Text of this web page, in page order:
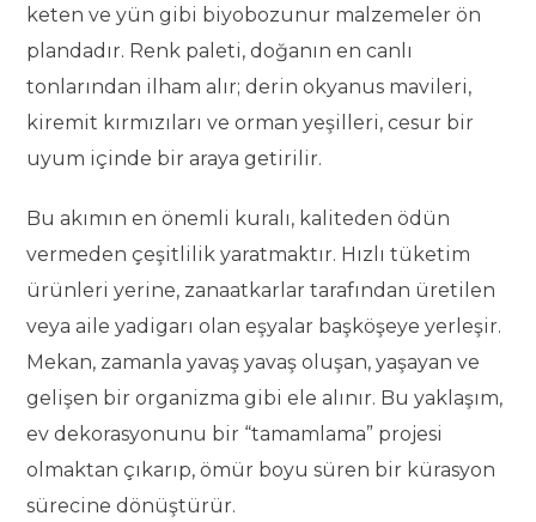
keten ve yün gibi biyobozunur malzemeler ön
plandadır. Renk paleti, doğanın en canlı
tonlarından ilham alır; derin okyanus mavileri,
kiremit kırmızıları ve orman yeşilleri, cesur bir
uyum içinde bir araya getirilir.
Bu akımın en önemli kuralı, kaliteden ödün
vermeden çeşitlilik yaratmaktır. Hızlı tüketim
ürünleri yerine, zanaatkarlar tarafından üretilen
veya aile yadigarı olan eşyalar başköşeye yerleşir.
Mekan, zamanla yavaş yavaş oluşan, yaşayan ve
gelişen bir organizma gibi ele alınır. Bu yaklaşım,
ev dekorasyonunu bir “tamamlama” projesi
olmaktan çıkarıp, ömür boyu süren bir kürasyon
sürecine dönüştürür.